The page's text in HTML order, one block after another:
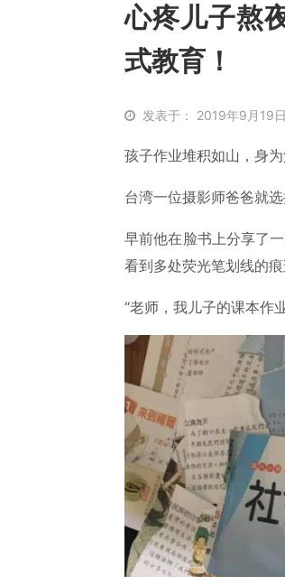
心疼儿子熬
式教育！
发表于： 2019年9月19日
孩子作业堆积如山，身
台湾一位摄影师爸爸就
早前他在脸书上分享了
看到多处荧光笔划线的痕
“老师，我儿子的课本作